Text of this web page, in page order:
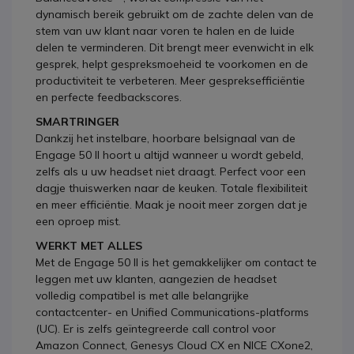
dynamisch bereik gebruikt om de zachte delen van de
stem van uw klant naar voren te halen en de luide
delen te verminderen. Dit brengt meer evenwicht in elk
gesprek, helpt gespreksmoeheid te voorkomen en de
productiviteit te verbeteren. Meer gespreksefficiëntie
en perfecte feedbackscores.
SMARTRINGER
Dankzij het instelbare, hoorbare belsignaal van de
Engage 50 II hoort u altijd wanneer u wordt gebeld,
zelfs als u uw headset niet draagt. Perfect voor een
dagje thuiswerken naar de keuken. Totale flexibiliteit
en meer efficiëntie. Maak je nooit meer zorgen dat je
een oproep mist.
WERKT MET ALLES
Met de Engage 50 II is het gemakkelijker om contact te
leggen met uw klanten, aangezien de headset
volledig compatibel is met alle belangrijke
contactcenter- en Unified Communications-platforms
(UC). Er is zelfs geïntegreerde call control voor
Amazon Connect, Genesys Cloud CX en NICE CXone2,